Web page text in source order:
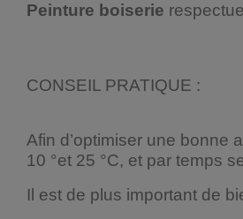
Peinture boiserie
CONSEIL PRATIQUE :
Afin d’optimiser une bonne
10 °et 25 °C, et par temps
Il est de plus important de